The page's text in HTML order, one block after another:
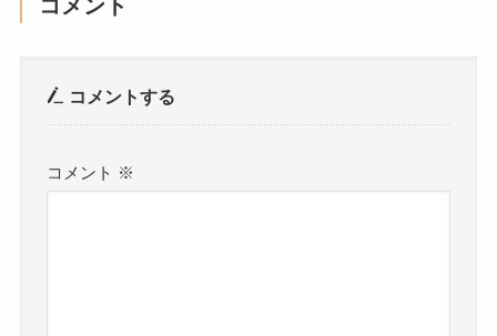
コメント
コメントする
コメント ※